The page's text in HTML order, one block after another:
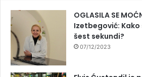
OGLASILA SE
Izetbegović:
šest sekundi?
07/12/2023